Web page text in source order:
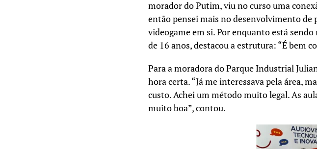
morador do Putim, viu no curso uma
então pensei mais no desenvolvimento
videogame em si. Por enquanto está
de 16 anos, destacou a estrutura: “É bem
Para a moradora do Parque Industrial
hora certa. “Já me interessava pela área,
custo. Achei um método muito legal. As
muito boa”, contou.